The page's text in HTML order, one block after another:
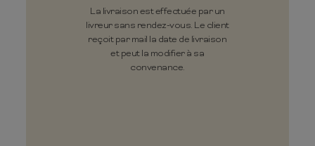
La livraison est effectuée par un
livreur sans rendez-vous. Le client
reçoit par mail la date de livraison
et peut la modifier à sa
convenance.